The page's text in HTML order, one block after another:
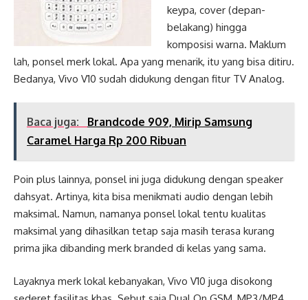
keypa, cover (depan-
belakang) hingga
komposisi warna. Maklum
lah, ponsel merk lokal. Apa yang menarik, itu yang bisa ditiru.
Bedanya, Vivo V10 sudah didukung dengan fitur TV Analog.
Baca juga:
Brandcode 909, Mirip Samsung
Caramel Harga Rp 200 Ribuan
Poin plus lainnya, ponsel ini juga didukung dengan speaker
dahsyat. Artinya, kita bisa menikmati audio dengan lebih
maksimal. Namun, namanya ponsel lokal tentu kualitas
maksimal yang dihasilkan tetap saja masih terasa kurang
prima jika dibanding merk branded di kelas yang sama.
Layaknya merk lokal kebanyakan, Vivo V10 juga disokong